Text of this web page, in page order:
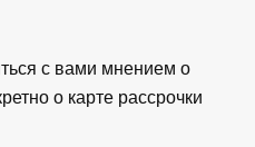
с вами мнением о
о карте рассрочки